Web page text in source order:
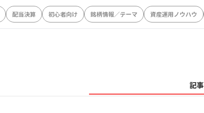
配当決算 初心者向け 銘柄情報／テーマ 資産運用ノウハウ
記事